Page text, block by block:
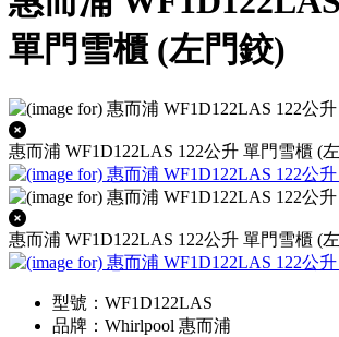
單門雪櫃 (左門鉸)
惠而浦 WF1D122LAS 122公升 單門雪櫃 (
惠而浦 WF1D122LAS 122公升 單門雪櫃 (
型號：WF1D122LAS
品牌：Whirlpool 惠而浦